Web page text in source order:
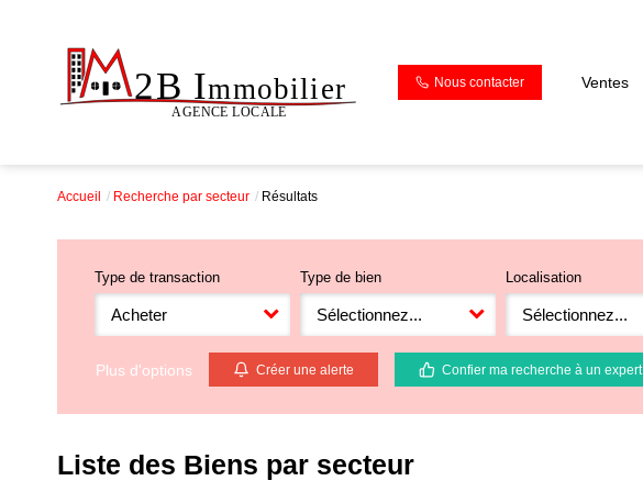
Nous contacter Ventes
Accueil Recherche par secteur Résultats
Type de transaction
Acheter
Type de bien
Sélectionnez...
Localisation
Sélectionnez...
Plus d'options Créer une alerte Confier ma recherche à un expert
Liste des Biens par secteur